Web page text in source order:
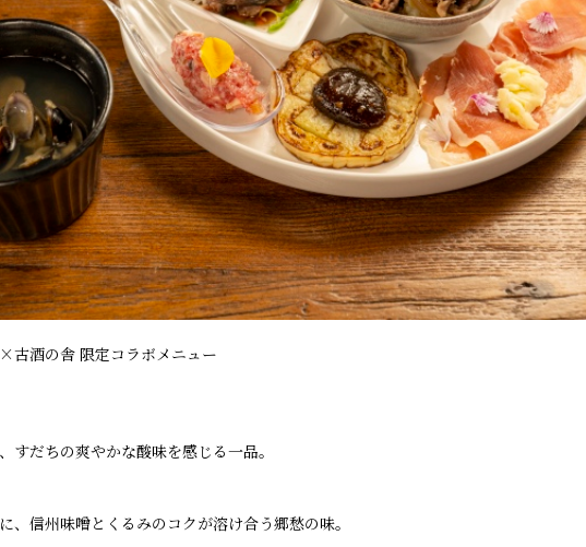
古酒の舎 限定コラボメニュー
すだちの爽やかな酸味を感じる一品。
、信州味噌とくるみのコクが溶け合う郷愁の味。